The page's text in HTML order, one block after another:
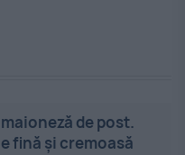
de post.
fină și cremoasă